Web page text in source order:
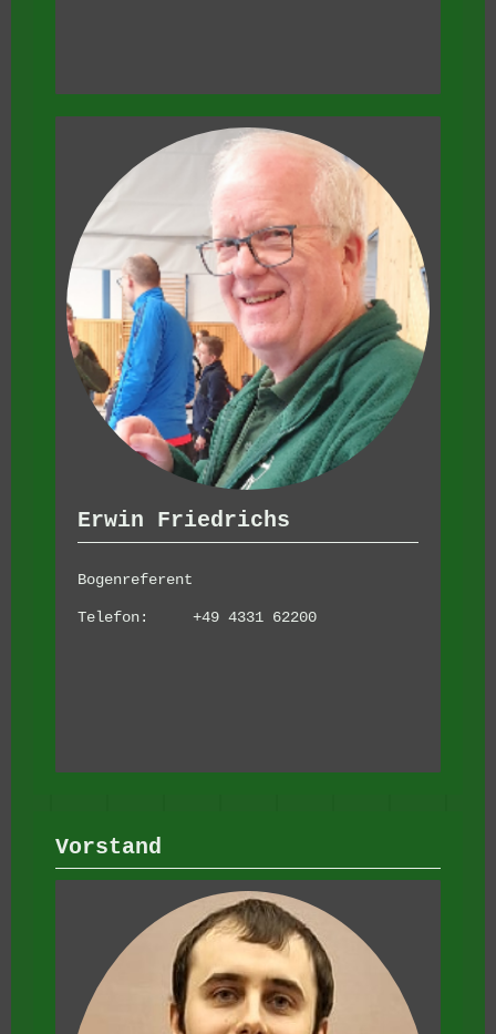
Erwin Friedrichs
Bogenreferent
Telefon: +49 4331 62200
Vorstand